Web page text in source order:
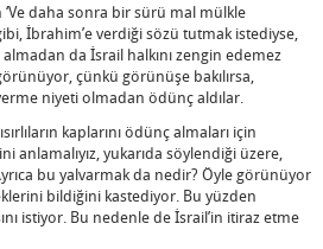
Ne Demektir?
İçin Varsın" Ne Demektir?
Demektir?
Senden Başkası Yoktur" Nedir?
‘Ve daha sonra bir sürü mal mülkle
gibi, İbrahim’e verdiği sözü tutmak istediyse,
almadan da İsrail halkını zengin edemez
çünkü görünüşe bakılırsa,
niyeti olmadan ödünç aldılar.
kaplarını ödünç almaları için
anlamalıyız, yukarıda söylendiği üzere,
bu yalvarmak da nedir? Öyle görünüyor
bildiğini kastediyor. Bu yüzden
istiyor. Bu nedenle de İsrail’in itiraz etme